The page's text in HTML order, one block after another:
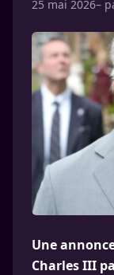
25 mai 2026–
Une
Charles III